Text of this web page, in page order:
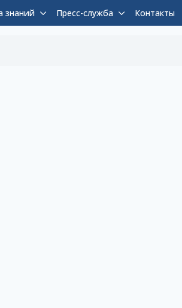
знаний Пресс-служба Контакты